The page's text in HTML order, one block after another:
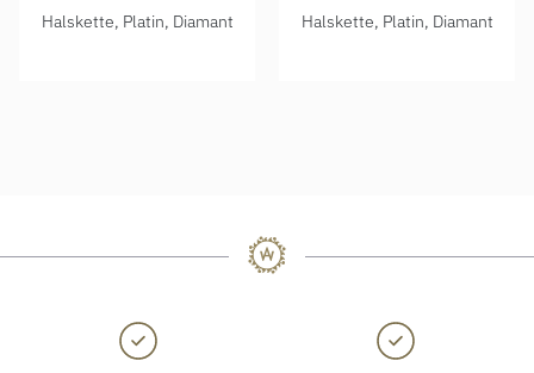
Henrich & Denzel Diva Anhänger mit Ankerkette, Ref:
Halskette, Platin, Diamant
Henrich & Denzel Diva
Halskette, Platin, Diamant